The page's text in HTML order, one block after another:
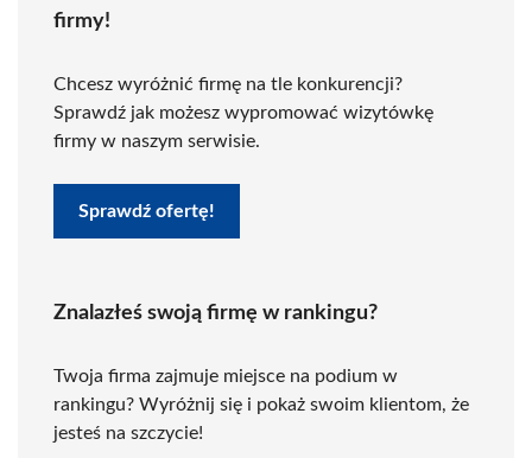
firmy!
Chcesz wyróżnić firmę na tle konkurencji?
Sprawdź jak możesz wypromować wizytówkę
firmy w naszym serwisie.
Sprawdź ofertę!
Znalazłeś swoją firmę w rankingu?
Twoja firma zajmuje miejsce na podium w
rankingu? Wyróżnij się i pokaż swoim klientom, że
jesteś na szczycie!